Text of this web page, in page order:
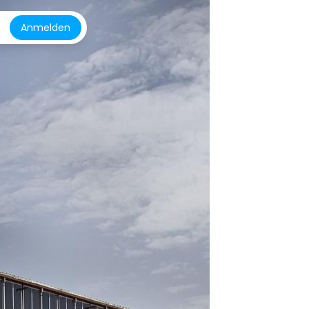
Anmelden